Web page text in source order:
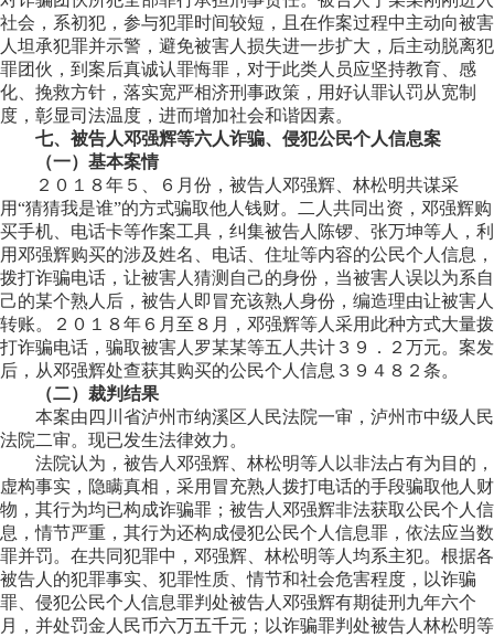
社会，系初犯，参与犯罪时间较短，且在作案过程中主动向被害
人坦承犯罪并示警，避免被害人损失进一步扩大，后主动脱离犯
罪团伙，到案后真诚认罪悔罪，对于此类人员应坚持教育、感
化、挽救方针，落实宽严相济刑事政策，用好认罪认罚从宽制
度，彰显司法温度，进而增加社会和谐因素。
七、被告人邓强辉等六人诈骗、侵犯公民个人信息案
（一）基本案情
２０１８年５、６月份，被告人邓强辉、林松明共谋采
用“猜猜我是谁”的方式骗取他人钱财。二人共同出资，邓强辉购
买手机、电话卡等作案工具，纠集被告人陈锣、张万坤等人，利
用邓强辉购买的涉及姓名、电话、住址等内容的公民个人信息，
拨打诈骗电话，让被害人猜测自己的身份，当被害人误以为系自
己的某个熟人后，被告人即冒充该熟人身份，编造理由让被害人
转账。２０１８年６月至８月，邓强辉等人采用此种方式大量拨
打诈骗电话，骗取被害人罗某某等五人共计３９．２万元。案发
后，从邓强辉处查获其购买的公民个人信息３９４８２条。
（二）裁判结果
本案由四川省泸州市纳溪区人民法院一审，泸州市中级人民
法院二审。现已发生法律效力。
法院认为，被告人邓强辉、林松明等人以非法占有为目的，
虚构事实，隐瞒真相，采用冒充熟人拨打电话的手段骗取他人财
物，其行为均已构成诈骗罪；被告人邓强辉非法获取公民个人信
息，情节严重，其行为还构成侵犯公民个人信息罪，依法应当数
罪并罚。在共同犯罪中，邓强辉、林松明等人均系主犯。根据各
被告人的犯罪事实、犯罪性质、情节和社会危害程度，以诈骗
罪、侵犯公民个人信息罪判处被告人邓强辉有期徒刑九年六个
月，并处罚金人民币六万五千元；以诈骗罪判处被告人林松明等